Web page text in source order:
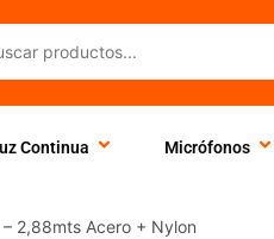
Continua Micrófonos
2,88mts Acero + Nylon